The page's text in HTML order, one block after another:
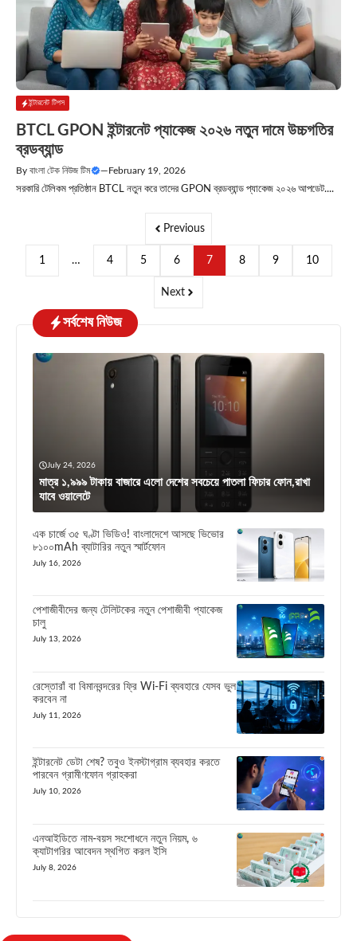
ইন্টারনেট টিপস
BTCL GPON ইন্টারনেট প্যাকেজ ২০২৬ নতুন দামে উচ্চগতির
ব্রডব্যান্ড
By বাংলা টেক নিউজ টিম —February 19, 2026
সরকারি টেলিকম প্রতিষ্ঠান BTCL নতুন করে তাদের GPON ব্রডব্যান্ড প্যাকেজ ২০২৬ আপডেট....
Previous
1 … 4 5 6 7 8 9 10
Next
সর্বশেষ নিউজ
July 24, 2026
মাত্র ১,৯৯৯ টাকায় বাজারে এলো দেশের সবচেয়ে পাতলা ফিচার ফোন,রাখা
যাবে ওয়ালেটে
এক চার্জে ৩৫ ঘণ্টা ভিডিও! বাংলাদেশে আসছে ভিভোর
৮১০০mAh ব্যাটারির নতুন স্মার্টফোন
July 16, 2026
পেশাজীবীদের জন্য টেলিটকের নতুন পেশাজীবী প্যাকেজ
চালু
July 13, 2026
রেস্তোরাঁ বা বিমানবন্দরের ফ্রি Wi-Fi ব্যবহারে যেসব ভুল
করবেন না
July 11, 2026
ইন্টারনেট ডেটা শেষ? তবুও ইনস্টাগ্রাম ব্যবহার করতে
পারবেন গ্রামীণফোন গ্রাহকরা
July 10, 2026
এনআইডিতে নাম-বয়স সংশোধনে নতুন নিয়ম, ৬
ক্যাটাগরির আবেদন স্থগিত করল ইসি
July 8, 2026